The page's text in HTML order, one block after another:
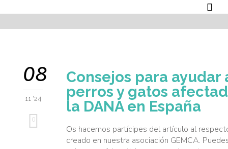

08
11 '24
0
Consejos para ayudar
perros y gatos
la DANA en España
Os hacemos partícipes del artículo al
creado en nuestra asociación GEMCA.